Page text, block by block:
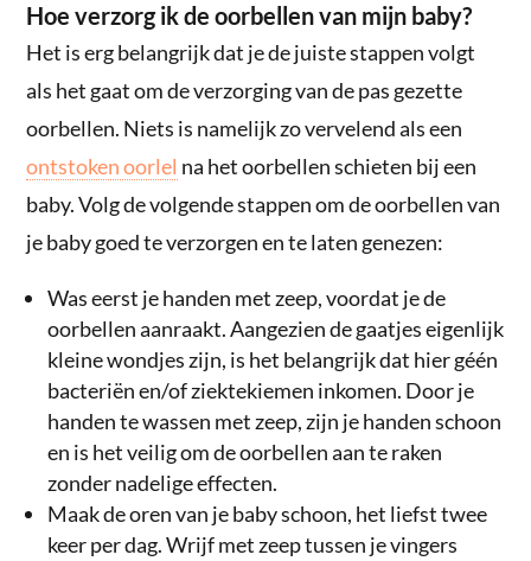
Hoe verzorg ik de oorbellen van mijn baby?
Het is erg belangrijk dat je de juiste stappen volgt
als het gaat om de verzorging van de pas gezette
oorbellen. Niets is namelijk zo vervelend als een
ontstoken oorlel na het oorbellen schieten bij een
baby. Volg de volgende stappen om de oorbellen van
je baby goed te verzorgen en te laten genezen:
Was eerst je handen met zeep, voordat je de
oorbellen aanraakt. Aangezien de gaatjes eigenlijk
kleine wondjes zijn, is het belangrijk dat hier géén
bacteriën en/of ziektekiemen inkomen. Door je
handen te wassen met zeep, zijn je handen schoon
en is het veilig om de oorbellen aan te raken
zonder nadelige effecten.
Maak de oren van je baby schoon, het liefst twee
keer per dag. Wrijf met zeep tussen je vingers